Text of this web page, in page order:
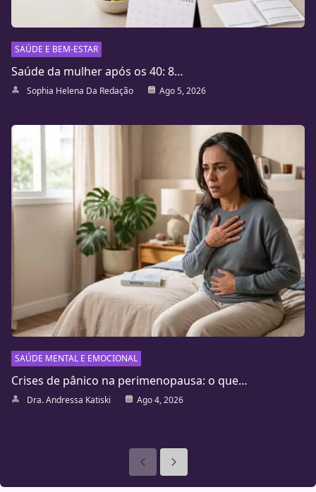
SAÚDE E BEM-ESTAR
Saúde da mulher após os 40: 8…
Sophia Helena Da Redação Ago 5, 2026
SAÚDE MENTAL E EMOCIONAL
Crises de pânico na perimenopausa: o que…
Dra. Andressa Katiski Ago 4, 2026
AnterioresSeguinte